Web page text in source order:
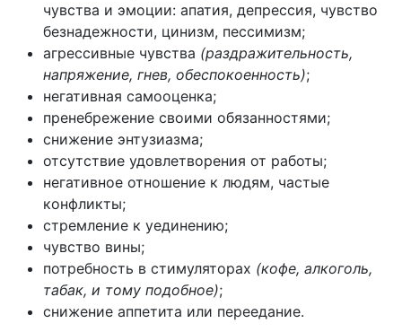
чувства и эмоции: апатия, депрессия, чувство
безнадежности, цинизм, пессимизм;
агрессивные чувства (раздражительность,
напряжение, гнев, обеспокоенность);
негативная самооценка;
пренебрежение своими обязанностями;
снижение энтузиазма;
отсутствие удовлетворения от работы;
негативное отношение к людям, частые
конфликты;
стремление к уединению;
чувство вины;
потребность в стимуляторах (кофе, алкоголь,
табак, и тому подобное);
снижение аппетита или переедание.